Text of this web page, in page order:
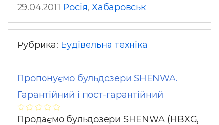
29.04.2011 Росія, Хабаровськ
Рубрика: Будівельна техніка
Пропонуємо бульдозери SHENWA.
Гарантійний і пост-гарантійний
Продаємо бульдозери SHENWA (HBXG,